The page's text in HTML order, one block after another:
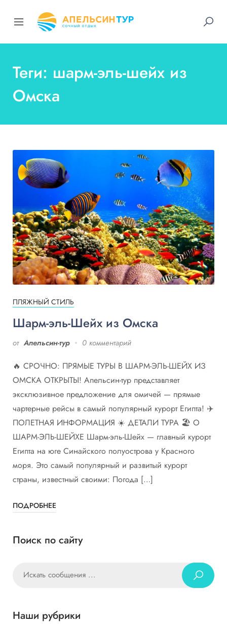
Теги: шарм-эль-шейх из
Омска
ПЛЯЖНЫЙ СТИЛЬ
Шарм-эль-Шейх из Омска
от Апельсин-тур 0 комментарий
🔥 СРОЧНО: ПРЯМЫЕ ТУРЫ В ШАРМ-ЭЛЬ-ШЕЙХ ИЗ
ОМСКА ОТКРЫТЫ! Апельсин-тур представляет
эксклюзивное предложение для омичей — прямые
чартерные рейсы в самый популярный курорт Египта! ✈️
ПОЛЕТНАЯ ИНФОРМАЦИЯ ☀️ ДЕТАЛИ ТУРА 🏖️ О
ШАРМ-ЭЛЬ-ШЕЙХЕ Шарм-эль-Шейх — главный курорт
Египта на юге Синайского полуострова у Красного
моря. Это самый популярный и развитый курорт
страны, известный своими: Погода […]
ПОДРОБНЕЕ
Поиск по сайту
Наши рубрики